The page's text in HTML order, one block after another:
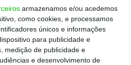
armazenamos e/ou acedemos
como cookies, e processamos
únicos e informações
para publicidade e
medição de publicidade e
e desenvolvimento de
desta turbulência vem
Oriente , que tem mantido
em níveis elevados e
de que a inflação se torne